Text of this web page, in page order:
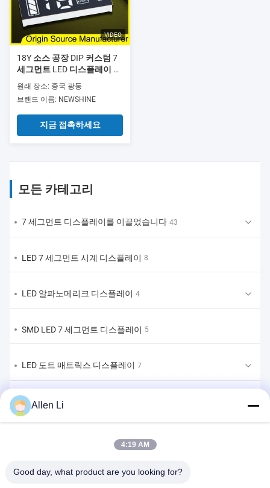
VIDEO
18Y 소스 공장 DIP 커스텀 7
세그먼트 LED 디스플레이 아
텀 LED 디스플레이 풀 컬러
커스텀 7 세그먼트 FND LED
스쿠터 균형 자동차
원래 장소: 중국 광둥
브랜드 이름: NEWSHINE
지금 접촉하세요
모든 카테고리
7 세그먼트 디스플레이를 이끌었습니다 43
LED 7 세그먼트 시계 디스플레이 8
LED 알파노메리크 디스플레이 4
SMD LED 7 세그먼트 디스플레이 5
LED 도트 매트릭스 디스플레이 7
LED 막대 그래프 디스플레이
맞춤형 LED 7세그먼트 디스플레이 솔루션 1
Allen Li
4:19 AM
Good day, what product are you looking for?